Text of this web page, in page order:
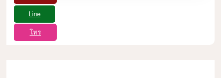
Line
โทร